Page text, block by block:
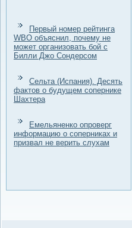
Первый номер рейтинга
WBO объяснил, почему не
может организовать бой с
Билли Джо Сондерсом
Сельта (Испания). Десять
фактов о будущем сопернике
Шахтера
Емельяненко опроверг
информацию о соперниках и
призвал не верить слухам